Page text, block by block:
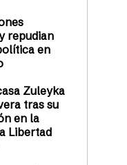
repudian
en
Zuleyka
tras su
en la
Libertad